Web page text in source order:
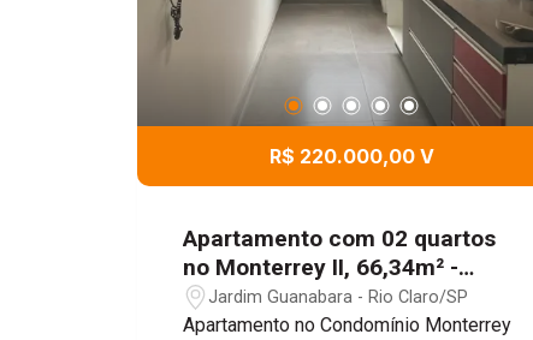
R$ 220.000,00 V
Apartamento com 02 quartos
no Monterrey II, 66,34m² -
Jardim Guanabara, Rio
Claro/SP
Jardim Guanabara - Rio Claro/SP
Apartamento no Condomínio Monterrey